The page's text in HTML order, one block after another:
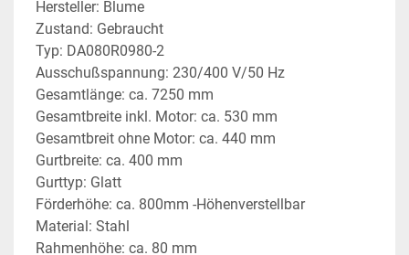
Hersteller: Blume
Zustand: Gebraucht
Typ: DA080R0980-2
Ausschußspannung: 230/400 V/50 Hz
Gesamtlänge: ca. 7250 mm
Gesamtbreite inkl. Motor: ca. 530 mm
Gesamtbreit ohne Motor: ca. 440 mm
Gurtbreite: ca. 400 mm
Gurttyp: Glatt
Förderhöhe: ca. 800mm -Höhenverstellbar
Material: Stahl
Rahmenhöhe: ca. 80 mm